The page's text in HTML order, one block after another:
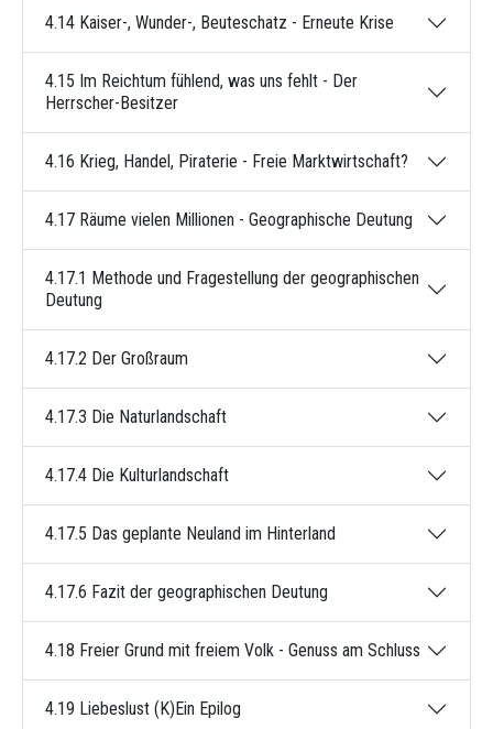
4.14 Kaiser-, Wunder-, Beuteschatz - Erneute Krise
4.15 Im Reichtum fühlend, was uns fehlt - Der
Herrscher-Besitzer
4.16 Krieg, Handel, Piraterie - Freie Marktwirtschaft?
4.17 Räume vielen Millionen - Geographische Deutung
4.17.1 Methode und Fragestellung der geographischen
Deutung
4.17.2 Der Großraum
4.17.3 Die Naturlandschaft
4.17.4 Die Kulturlandschaft
4.17.5 Das geplante Neuland im Hinterland
4.17.6 Fazit der geographischen Deutung
4.18 Freier Grund mit freiem Volk - Genuss am Schluss
4.19 Liebeslust (K)Ein Epilog